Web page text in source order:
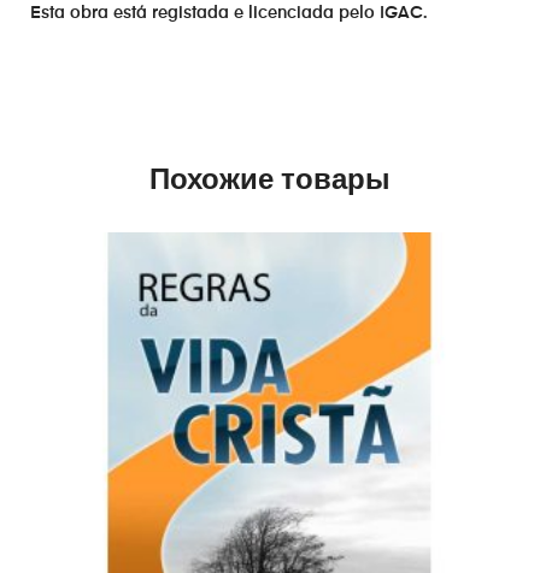
Esta obra está registada e licenciada pelo IGAC.
Похожие товары